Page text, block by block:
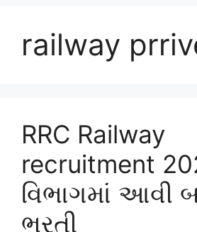
railway
RRC Railway
recruitment
વિભાગમાં આવી
ભરતી